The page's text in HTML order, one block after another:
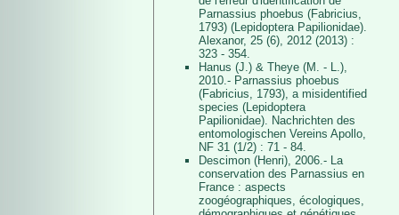
Parnassius phoebus (Fabricius,
1793) (Lepidoptera Papilionidae).
Alexanor, 25 (6), 2012 (2013) :
323 - 354.
Hanus (J.) & Theye (M. - L.),
2010.- Parnassius phoebus
(Fabricius, 1793), a misidentified
species (Lepidoptera
Papilionidae). Nachrichten des
entomologischen Vereins Apollo,
NF 31 (1/2) : 71 - 84.
Descimon (Henri), 2006.- La
conservation des Parnassius en
France : aspects
zoogéographiques, écologiques,